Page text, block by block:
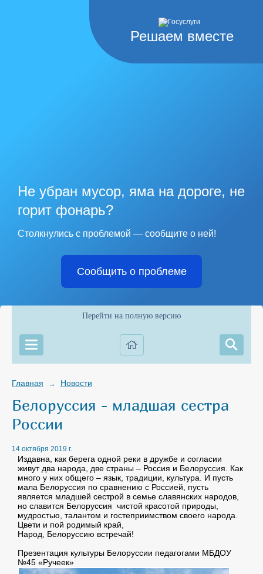
Решаем вместе
Не убран мусор, яма на дороге, не
горит фонарь?
Столкнулись с проблемой — сообщите о ней!
Сообщить о проблеме
Перейти на полную версию
Главная → Новости
Белоруссия - младшая сестра
России
14 октября 2019 г.
Издавна, как берега одной реки в дружбе и согласии
живут два народа, две страны – Россия и Белоруссия. Как
много у них общего – язык, традиции, культура. И пусть
мала Белоруссия по сравнению с Россией, пусть
является младшей сестрой в семье славянских народов,
но славится Белоруссия чистой красотой природы,
мудростью, талантом и гостеприимством своего народа.
Цвети и пой родимый край,
Народ, Белоруссию встречай!
Презентация культуры Белоруссии педагогами МБДОУ
№45 «Ручеек»